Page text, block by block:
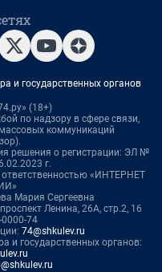
и государственных органов
(18+)
по надзору в сфере связи,
коммуникаций
решения о регистрации: ЭЛ №
г.
«ИНТЕРНЕТ
Мария Сергеевна
Ленина, 26А, стр.2, 16
74
74@shkulev.ru
и государственных органов: